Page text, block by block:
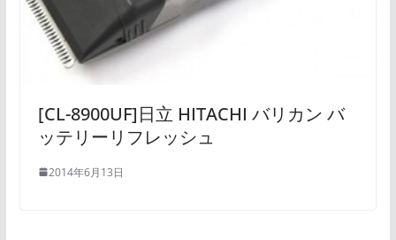
[CL-8900UF]日立 HITACHI バリカン バ
ッテリーリフレッシュ
2014年6月13日